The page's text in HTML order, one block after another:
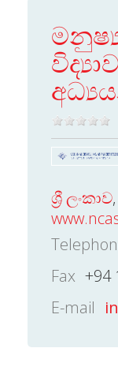
ශ්‍රී ලංකාව
Fax +94
E-mail